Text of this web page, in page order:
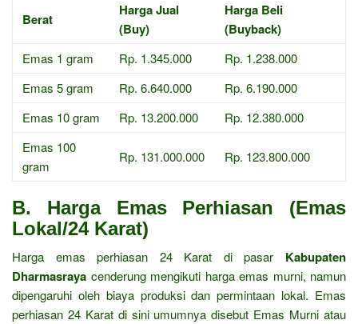
Berat
Harga Jual
(Buy)
Harga Beli
(Buyback)
Emas 1 gram Rp. 1.345.000
Rp. 1.238.000
Emas 5 gram
Rp. 6.640.000
Rp. 6.190.000
Emas 10 gram
Rp. 13.200.000
Rp. 12.380.000
Emas 100
gram
Rp. 131.000.000 Rp. 123.800.000
B. Harga Emas Perhiasan (Emas
Lokal/24 Karat)
Harga emas perhiasan 24 Karat di pasar Kabupaten
Dharmasraya cenderung mengikuti harga emas murni, namun
dipengaruhi oleh biaya produksi dan permintaan lokal. Emas
perhiasan 24 Karat di sini umumnya disebut Emas Murni atau